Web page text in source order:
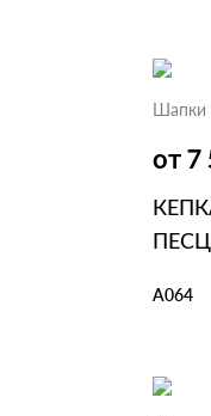
Шапки
от 7
А064